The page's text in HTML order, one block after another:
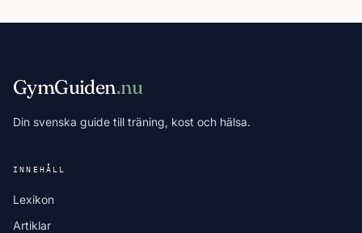
GymGuiden.nu
Din svenska guide till träning, kost och hälsa.
INNEHÅLL
Lexikon
Artiklar